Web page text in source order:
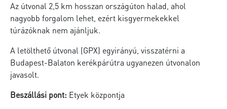
Az útvonal 2,5 km hosszan országúton halad, ahol
nagyobb forgalom lehet, ezért kisgyermekekkel
túrázóknak nem ajánljuk.
A letölthető útvonal (GPX) egyirányú, visszatérni a
Budapest-Balaton kerékpárútra ugyanezen útvonalon
javasolt.
Beszállási pont: Etyek központja